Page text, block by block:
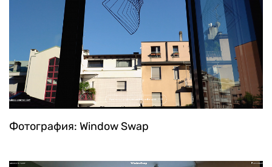
Фотография: Window Swap